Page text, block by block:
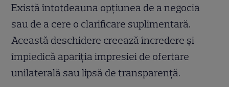
Există întotdeauna opțiunea de a negocia
sau de a cere o clarificare suplimentară.
Această deschidere creează încredere și
împiedică apariția impresiei de ofertare
unilaterală sau lipsă de transparență.